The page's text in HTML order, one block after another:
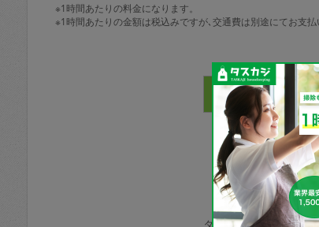
※1時間あたりの料金になります。
※1時間あたりの金額は税込みですが､交通費は別途にてお支払
家事代行